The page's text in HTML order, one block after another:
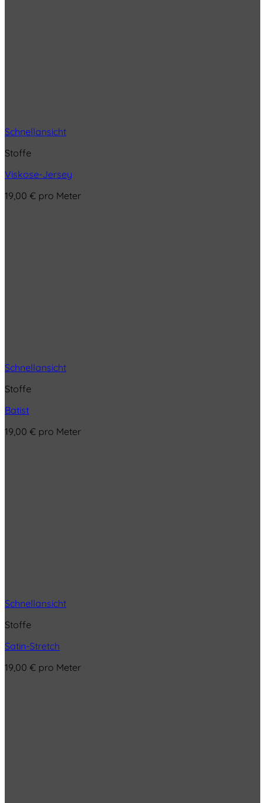
Schnellansicht
Stoffe
Viskose-Jersey
19,00 € pro Meter
Schnellansicht
Stoffe
Batist
19,00 € pro Meter
Schnellansicht
Stoffe
Satin-Stretch
19,00 € pro Meter